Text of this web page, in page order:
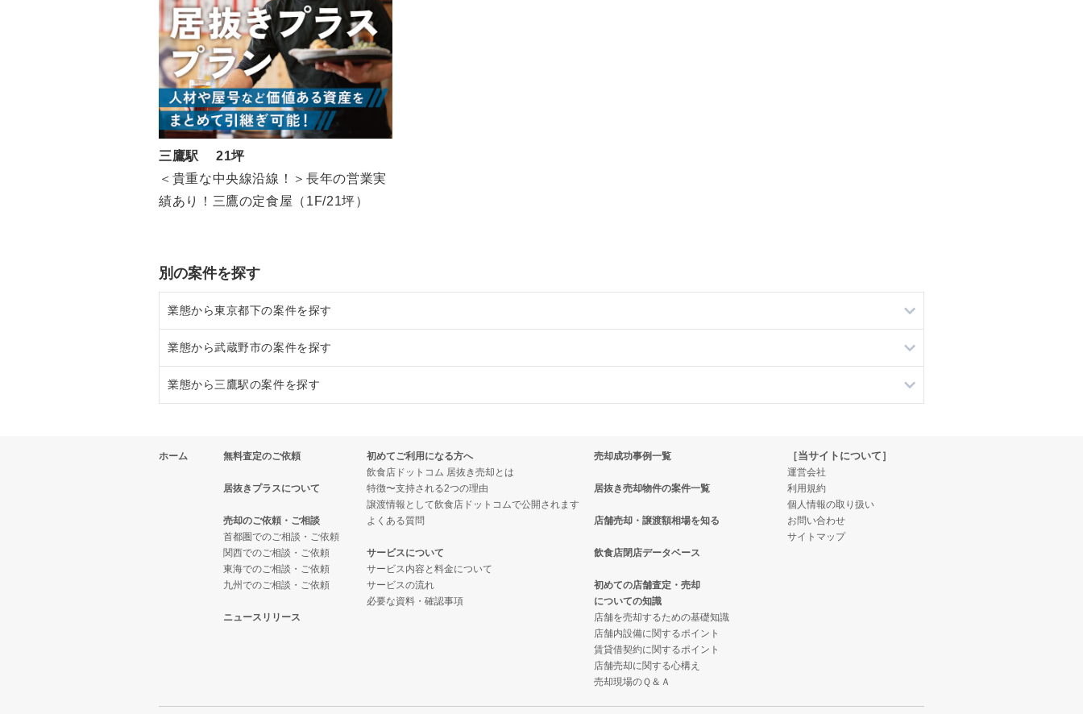
三鷹駅 21坪
＜貴重な中央線沿線！＞長年の営業実
績あり！三鷹の定食屋（1F/21坪）
別の案件を探す
業態から東京都下の案件を探す
東京都下のラーメンの居抜き売却物件の案件一覧
東京都下のフランス料理の居抜き売却物件の案件一覧
東京都下の中華の居抜き売却物件の案件一覧
東京都下のそば・うどんの居抜き売却物件の案件一覧
東京都下の寿司の居抜き売却物件の案件一覧
東京都下の焼肉の居抜き売却物件の案件一覧
東京都下の鉄板焼き・お好み焼の居抜き売却物件の案件一覧
業態から武蔵野市の案件を探す
武蔵野市のラーメンの居抜き売却物件の案件一覧
武蔵野市のイタリア料理の居抜き売却物件の案件一覧
武蔵野市の中華の居抜き売却物件の案件一覧
武蔵野市のそば・うどんの居抜き売却物件の案件一覧
武蔵野市の寿司の居抜き売却物件の案件一覧
武蔵野市の焼肉の居抜き売却物件の案件一覧
業態から三鷹駅の案件を探す
三鷹駅のイタリア料理の居抜き売却物件の案件一覧
三鷹駅の中華の居抜き売却物件の案件一覧
三鷹駅の焼肉の居抜き売却物件の案件一覧
三鷹駅のカフェの居抜き売却物件の案件一覧
三鷹駅のテイクアウトの居抜き売却物件の案件一覧
ホーム 無料査定のご依頼
居抜きプラスについて
売却のご依頼・ご相談
首都圏でのご相談・ご依頼
関西でのご相談・ご依頼
東海でのご相談・ご依頼
九州でのご相談・ご依頼
ニュースリリース
初めてご利用になる方へ
飲食店ドットコム 居抜き売却とは
特徴〜支持される2つの理由
譲渡情報として飲食店ドットコムで公開されます
よくある質問
サービスについて
サービス内容と料金について
サービスの流れ
必要な資料・確認事項
売却成功事例一覧
居抜き売却物件の案件一覧
店舗売却・譲渡額相場を知る
飲食店閉店データベース
初めての店舗査定・売却
についての知識
店舗を売却するための基礎知識
店舗内設備に関するポイント
賃貸借契約に関するポイント
店舗売却に関する心構え
売却現場のＱ＆Ａ
［当サイトについて］
運営会社
利用規約
個人情報の取り扱い
お問い合わせ
サイトマップ